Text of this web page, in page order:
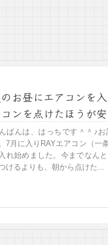
お昼にエアコンを
コンを点けたほうが
ばんは、はっちです＾＾♪
7月に入りRAYエアコン（一
れ始めました。今までなん
けるよりも、朝から点けた...